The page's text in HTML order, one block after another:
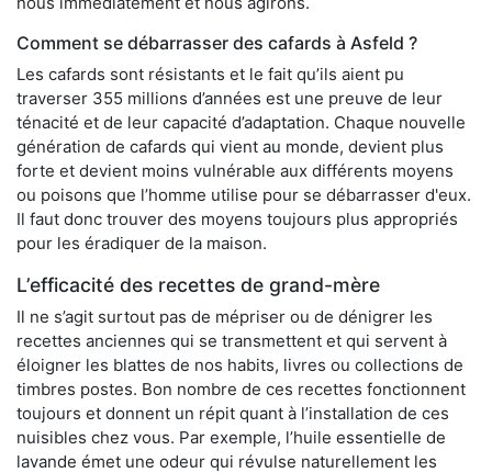
Comment se débarrasser des cafards à Asfeld ?
Les cafards sont résistants et le fait qu’ils aient pu
traverser 355 millions d’années est une preuve de leur
ténacité et de leur capacité d’adaptation. Chaque nouvelle
génération de cafards qui vient au monde, devient plus
forte et devient moins vulnérable aux différents moyens
ou poisons que l’homme utilise pour se débarrasser d'eux.
Il faut donc trouver des moyens toujours plus appropriés
pour les éradiquer de la maison.
L’efficacité des recettes de grand-mère
Il ne s’agit surtout pas de mépriser ou de dénigrer les
recettes anciennes qui se transmettent et qui servent à
éloigner les blattes de nos habits, livres ou collections de
timbres postes. Bon nombre de ces recettes fonctionnent
toujours et donnent un répit quant à l’installation de ces
nuisibles chez vous. Par exemple, l’huile essentielle de
lavande émet une odeur qui révulse naturellement les